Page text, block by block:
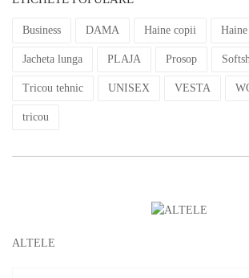
Business DAMA Haine copii
Jacheta lunga PLAJA Prosop
Tricou tehnic UNISEX VESTA
tricou
ALTELE